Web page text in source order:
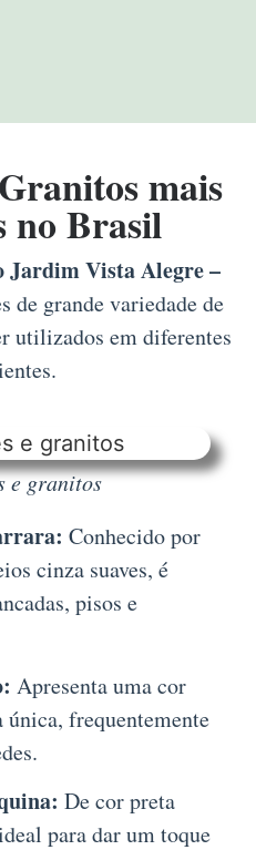
mais
no Brasil
Vista Alegre –
de grande variedade de
utilizados em diferentes
e granitos
Conhecido por
cinza suaves, é
pisos e
Apresenta uma cor
frequentemente
De cor preta
para dar um toque